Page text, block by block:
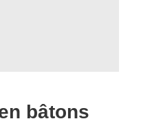
bâtons